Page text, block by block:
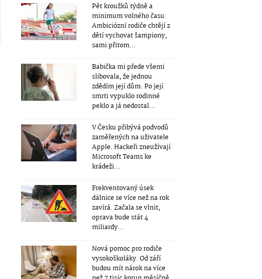
Pět kroužků týdně a
minimum volného času.
Ambiciózní rodiče chtějí z
dětí vychovat šampiony,
sami přitom...
Babička mi přede všemi
slibovala, že jednou
zdědím její dům. Po její
smrti vypuklo rodinné
peklo a já nedostal...
V Česku přibývá podvodů
zaměřených na uživatele
Apple. Hackeři zneužívají
Microsoft Teams ke
krádeži...
Frekventovaný úsek
dálnice se více než na rok
zavírá. Začala se vlnit,
oprava bude stát 4
miliardy...
Nová pomoc pro rodiče
vysokoškoláky. Od září
budou mít nárok na více